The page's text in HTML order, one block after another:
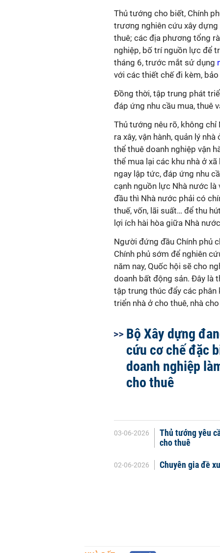
Thủ tướng cho biết, Chính
trương nghiên cứu xây
thuê; các địa phương tổng
nghiệp, bố trí nguồn lực để
tháng 6, trước mắt sử dụng
với các thiết chế đi kèm,
Đồng thời, tập trung phát
đáp ứng nhu cầu mua, thuê
Thủ tướng nêu rõ, không
ra xây, vận hành, quản lý
thể thuê doanh nghiệp vận
thể mua lại các khu nhà ở
ngay lập tức, đáp ứng nhu
cạnh nguồn lực Nhà nước là
đầu thì Nhà nước phải có
thuế, vốn, lãi suất… để thu
lợi ích hài hòa giữa Nhà
Người đứng đầu Chính phủ
Chính phủ sớm để nghiên
năm nay, Quốc hội sẽ cho
doanh bất động sản. Đây là
tập trung thúc đẩy các phân
triển nhà ở cho thuê, nhà
Bộ Xây dựng
cứu cơ chế đặc
doanh nghiệp
cho thuê
03-06-2026
Thủ tướng yêu
cho thuê
02-06-2026 Chuyên gia đề